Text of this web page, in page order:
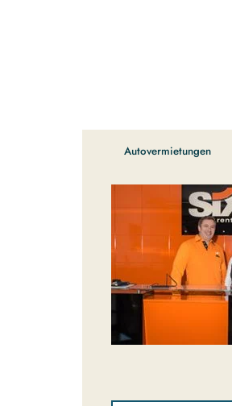
Autovermietungen